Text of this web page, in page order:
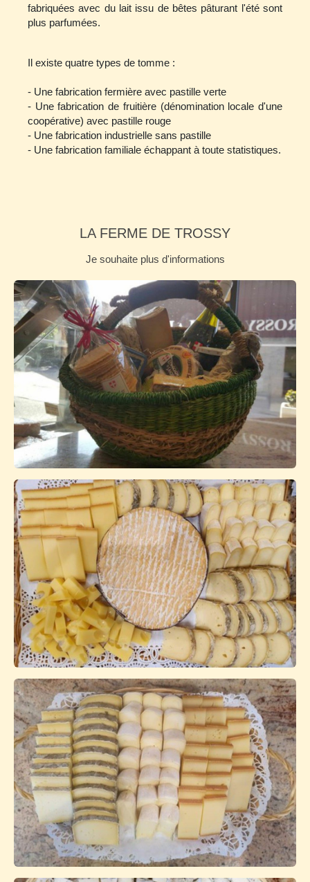
fabriquées avec du lait issu de bêtes pâturant l'été sont
plus parfumées.
Il existe quatre types de tomme :
- Une fabrication fermière avec pastille verte
- Une fabrication de fruitière (dénomination locale d'une
coopérative) avec pastille rouge
- Une fabrication industrielle sans pastille
- Une fabrication familiale échappant à toute statistiques.
LA FERME DE TROSSY
Je souhaite plus d'informations